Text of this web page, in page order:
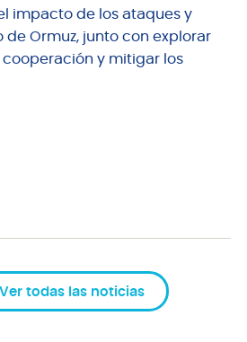
impacto de los ataques y
Ormuz, junto con explorar
cooperación y mitigar los
Ver todas las noticias